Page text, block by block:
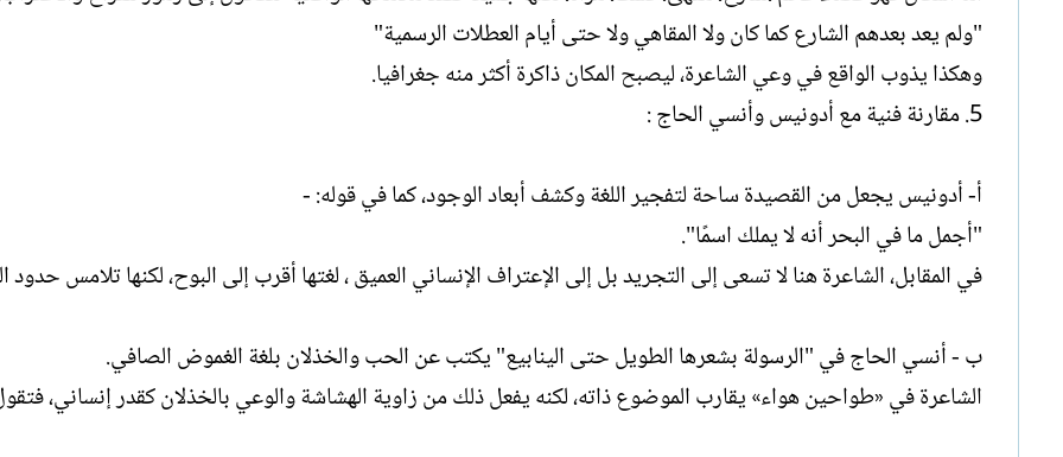
"ولم يعد بعدهم الشارع كما كان ولا المقاهي ولا حتى أيام العطلات الرسمية"
وهكذا يذوب الواقع في وعي الشاعرة، ليصبح المكان ذاكرة أكثر منه جغرافيا.
5. مقارنة فنية مع أدونيس وأنسي الحاج :
أ- أدونيس يجعل من القصيدة ساحة لتفجير اللغة وكشف أبعاد الوجود، كما في قوله: -
"أجمل ما في البحر أنه لا يملك اسمًا".
في المقابل، الشاعرة هنا لا تسعى إلى التجريد بل إلى الإعتراف الإنساني العميق ، لغتها أقرب إلى البوح، لكنها تلامس حدود
ب - أنسي الحاج في "الرسولة بشعرها الطويل حتى الينابيع" يكتب عن الحب والخذلان بلغة الغموض الصافي.
الشاعرة في «طواحين هواء» يقارب الموضوع ذاته، لكنه يفعل ذلك من زاوية الهشاشة والوعي بالخذلان كقدر إنساني،